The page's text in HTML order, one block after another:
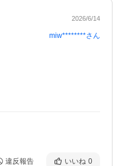
2026/6/14
miw********さん
違反報告 いいね 0